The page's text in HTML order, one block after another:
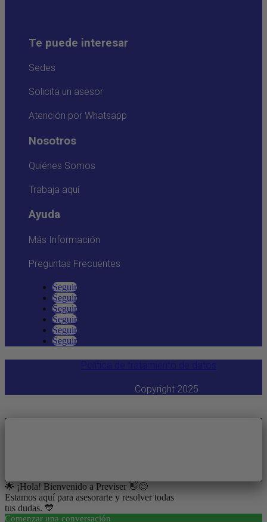
Te puede interesar
Sedes
Solicita un asesor
Atención por Whatsapp
Nosotros
Quiénes Somos
Trabaja aquí
Ayuda
Más Información
Preguntas Frecuentes
Seguir
Seguir
Seguir
Seguir
Seguir
Seguir
Política de tratamiento de datos
Copyright 2025
🌟 ¡Hola! Bienvenido a Previser 👋😊
Estamos aquí para asesorarte y resolver todas
tus dudas. 💙
Comenzar una conversación